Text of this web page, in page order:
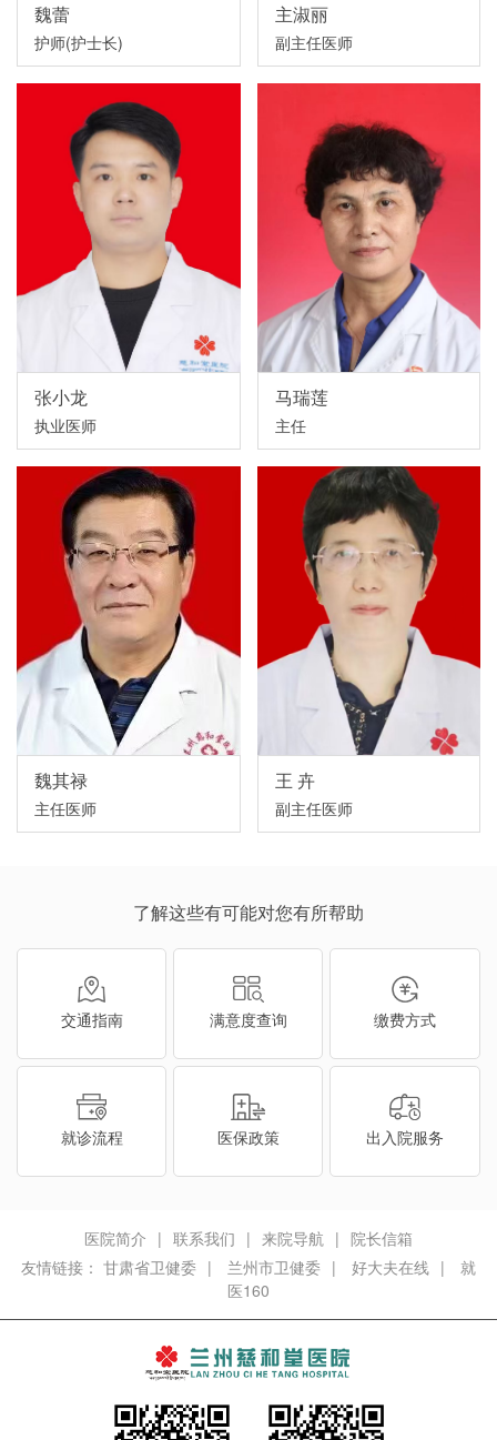
魏蕾
护师(护士长)
主淑丽
副主任医师
张小龙
执业医师
马瑞莲
主任
魏其禄
主任医师
王 卉
副主任医师
了解这些有可能对您有所帮助
交通指南 满意度查询 缴费方式
就诊流程 医保政策 出入院服务
医院简介 | 联系我们 | 来院导航 | 院长信箱
友情链接： 甘肃省卫健委 | 兰州市卫健委 | 好大夫在线 |
就
医160